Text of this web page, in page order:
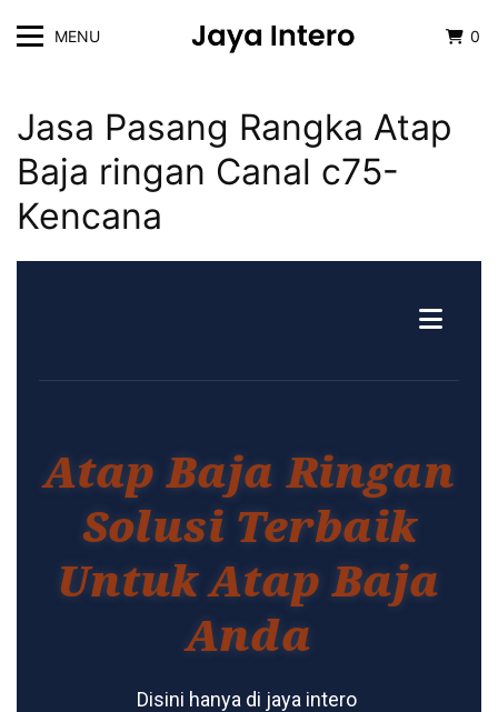
MENU 0
Jasa Pasang Rangka Atap
Baja ringan Canal c75-
Kencana
Atap Baja Ringan
Solusi Terbaik
Untuk Atap Baja
Anda
Disini hanya di jaya intero